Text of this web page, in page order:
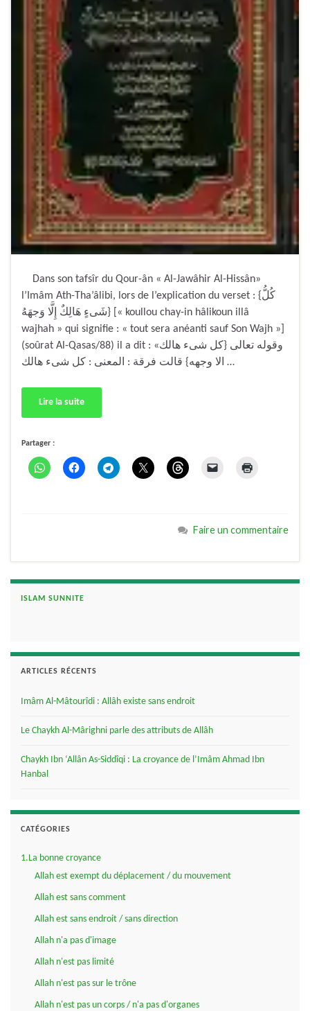
Dans son tafsîr du Qour-ân « Al-Jawâhir Al-Hissân»
l’Imâm Ath-Tha’âlibi, lors de l’explication du verset : {كُلُّ
شَىءٍ هَالِكٌ إِلَّا وَجهَهُ} [« koullou chay-in hâlikoun illâ
wajhah » qui signifie : « tout sera anéanti sauf Son Wajh »]
(soûrat Al-Qasas/88) il a dit : «وقوله تعالى {كل شىء هالك
الا وجهه} قالت فرقة : المعنى : كل شىء هالك …
Lire la suite
Partager :
Faire un commentaire
ISLAM SUNNITE
ARTICLES RÉCENTS
Imâm Al-Mâtourîdi : Allâh existe sans endroit
Le Chaykh Al-Mârighni parle des attributs de Allâh
Chaykh Ibn ‘Allân As-Siddîqi : La croyance de l’Imâm Ahmad Ibn
Hanbal
CATÉGORIES
1.La bonne croyance
Allah est exempt du déplacement / du mouvement
Allah est sans comment
Allah est sans endroit / sans direction
Allah n'a pas d'image
Allah n'est pas limité
Allah n'est pas sur le trône
Allah n'est pas un corps / n'a pas d'organes